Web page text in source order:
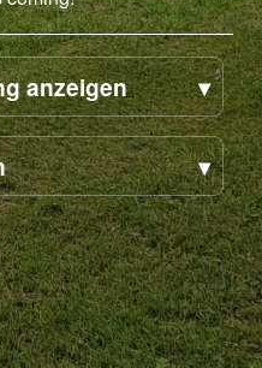
anzeigen